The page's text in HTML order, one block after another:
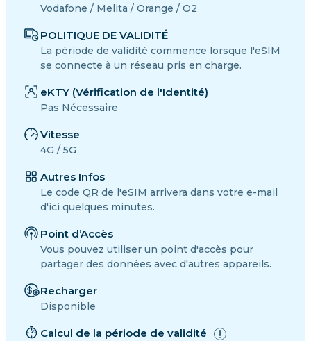
Vodafone / Melita / Orange / O2
POLITIQUE DE VALIDITÉ
La période de validité commence lorsque l'eSIM
se connecte à un réseau pris en charge.
eKTY (Vérification de l'Identité)
Pas Nécessaire
Vitesse
4G / 5G
Autres Infos
Le code QR de l'eSIM arrivera dans votre e-mail
d'ici quelques minutes.
Point d’Accès
Vous pouvez utiliser un point d'accès pour
partager des données avec d'autres appareils.
Recharger
Disponible
Calcul de la période de validité